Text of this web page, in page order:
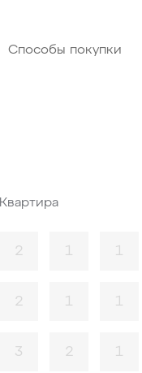
Способы покупки
Квартира
2 1 1
2 1 1
3 2 1